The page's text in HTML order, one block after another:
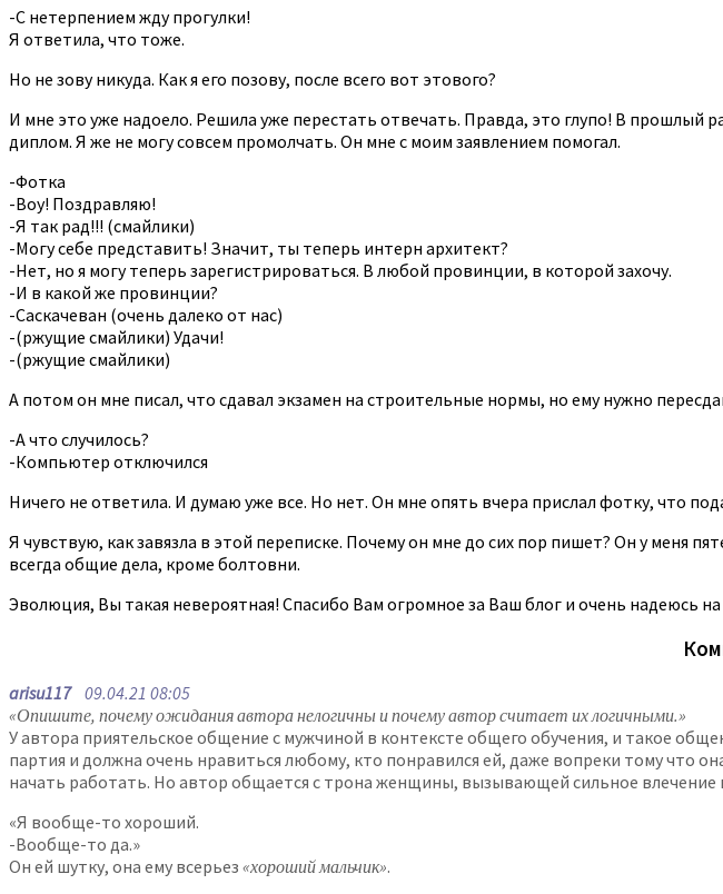
-С нетерпением жду прогулки!
Я ответила, что тоже.
Но не зову никуда. Как я его позову, после всего вот этового?
И мне это уже надоело. Решила уже перестать отвечать. Правда, это глупо! В прошлый
диплом. Я же не могу совсем промолчать. Он мне с моим заявлением помогал.
-Фотка
-Воу! Поздравляю!
-Я так рад!!! (смайлики)
-Могу себе представить! Значит, ты теперь интерн архитект?
-Нет, но я могу теперь зарегистрироваться. В любой провинции, в которой захочу.
-И в какой же провинции?
-Саскачеван (очень далеко от нас)
-(ржущие смайлики) Удачи!
-(ржущие смайлики)
А потом он мне писал, что сдавал экзамен на строительные нормы, но ему нужно
-А что случилось?
-Компьютер отключился
Ничего не ответила. И думаю уже все. Но нет. Он мне опять вчера прислал фотку, что
Я чувствую, как завязла в этой переписке. Почему он мне до сих пор пишет? Он у меня
всегда общие дела, кроме болтовни.
Эволюция, Вы такая невероятная! Спасибо Вам огромное за Ваш блог и очень надеюсь
arisu11709.04.21 08:05
«Опишите, почему ожидания автора нелогичны и почему автор считает их логичными.»
У автора приятельское общение с мужчиной в контексте общего обучения, и такое
партия и должна очень нравиться любому, кто понравился ей, даже вопреки тому что
начать работать. Но автор общается с трона женщины, вызывающей сильное влечение
«Я вообще-то хороший.
-Вообще-то да.»
Он ей шутку, она ему всерьез «хороший мальчик».